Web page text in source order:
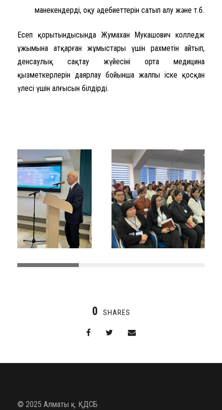
манекендерді, оқу әдебиеттерін сатып алу және т.б.
Есеп қорытындысында Жумахан Мукашович колледж
ұжымына атқарған жұмыстары үшін рахметін айтып,
денсаулық сақтау жүйесінің орта медицина
қызметкерлерін даярлау бойынша жалпы іске қосқан
үлесі үшін алғысын білдірді.
0 SHARES
© 2025 Алматы қ. ҚДСБ